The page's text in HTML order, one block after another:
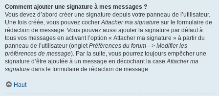
Comment ajouter une signature à mes messages ?
Vous devez d’abord créer une signature depuis votre panneau de l’utilisateur.
Une fois créée, vous pouvez cocherAttacher ma signature sur le formulaire de
rédaction de message. Vous pouvez aussi ajouter la signature par défaut à
tous vos messages en activant l’option « Attacher ma signature » à partir du
panneau de l’utilisateur (ongletPréférences du forum --> Modifier les
préférences de message). Par la suite, vous pourrez toujours empêcher une
signature d’être ajoutée à un message en décochant la caseAttacher ma
signature dans le formulaire de rédaction de message.
Haut